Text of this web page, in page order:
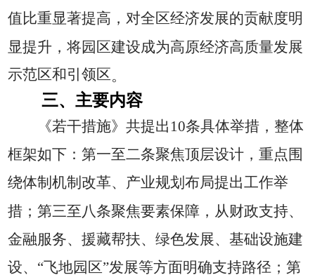
值比重显著提高，对全区经济发展的贡献度明
显提升，将园区建设成为高原经济高质量发展
示范区和引领区。
三、主要内容
《若干措施》共提出10条具体举措，整体
框架如下：第一至二条聚焦顶层设计，重点围
绕体制机制改革、产业规划布局提出工作举
措；第三至八条聚焦要素保障，从财政支持、
金融服务、援藏帮扶、绿色发展、基础设施建
设、“飞地园区”发展等方面明确支持路径；第